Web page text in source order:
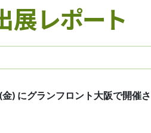
レポート
) にグランフロント大阪で開催